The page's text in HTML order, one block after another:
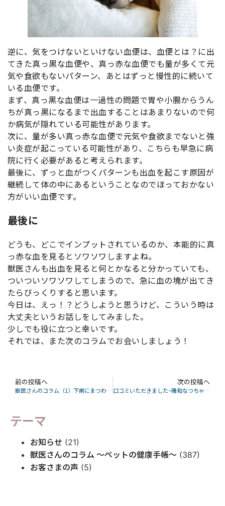
逆に、気をつけないといけない血便は、血便とは？に出
てきた真っ黒な血便や、真っ赤な血便でも量が多くて元
気や食欲もないパターン、あとはずっと慢性的に続いて
いる血便です。
まず、真っ黒な血便は一過性の問題で胃や小腸からうん
ちが真っ黒になるまで出血することはあまりないので何
か病気が隠れている可能性があります。
次に、量が多い真っ赤な血便で元気や食欲までないと強
い炎症が起こっている可能性があり、こちらも早急に病
院に行く必要があると考えられます。
最後に、ずっと血がつくパターンも出血を起こす原因が
継続して体の中にあるということなのでほっておかない
方がいい血便です。
最後に
どうも、どこでインプットされているのか、本能的に真
っ赤な血を見るとソワソワしますよね。
獣医さんも出血を見ると何とかなると分かっていても、
ついついソワソワしてしまうので、急に血の塊が出てき
たらびっくりすると思います。
今日は、えっ！？どうしようと思うけど、こういう時は
大丈夫というお話しをしてみました。
少しでも役に立つと幸いです。
それでは、また次のコラムでお会いしましょう！
前の投稿へ
獣医さんのコラム（1）下痢にまつわるetc(わんちゃん編)
次の投稿へ
口コミいただきました~磯和なつちゃん~
テーマ
お知らせ (21)
獣医さんのコラム 〜ペットの健康手帳〜 (387)
お客さまの声 (5)